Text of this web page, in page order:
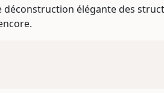
élégante des